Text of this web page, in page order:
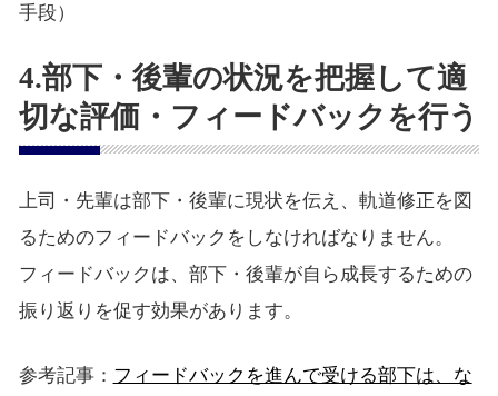
手段）
4.部下・後輩の状況を把握して適
切な評価・フィードバックを行う
上司・先輩は部下・後輩に現状を伝え、軌道修正を図
るためのフィードバックをしなければなりません。
フィードバックは、部下・後輩が自ら成長するための
振り返りを促す効果があります。
参考記事： フィードバックを進んで受ける部下は、な